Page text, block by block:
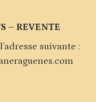
– REVENTE
suivante :